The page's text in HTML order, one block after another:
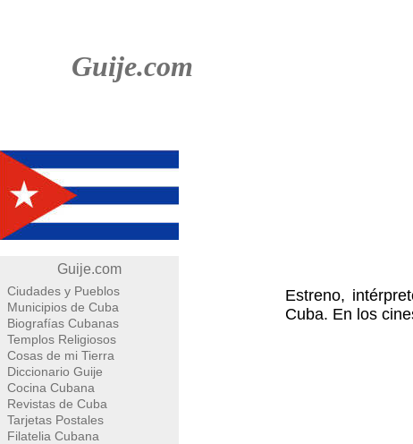
Guije.com
Guije.com
Ciudades y Pueblos
Municipios de Cuba
Biografías Cubanas
Templos Religiosos
Cosas de mi Tierra
Diccionario Guije
Cocina Cubana
Revistas de Cuba
Tarjetas Postales
Filatelia Cubana
Estreno,
Cuba. En los